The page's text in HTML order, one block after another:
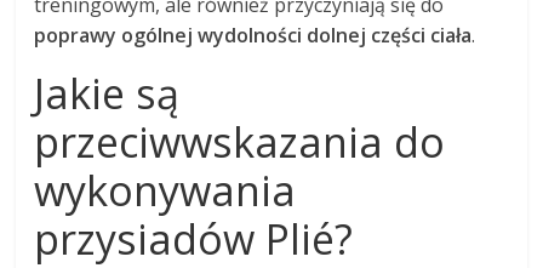
poprawy ogólnej wydolności dolnej części ciała.
Jakie są
przeciwwskazania do
wykonywania
przysiadów Plié?